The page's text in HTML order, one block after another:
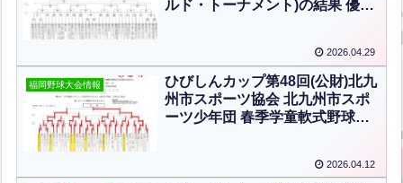
ルド・トーナメント)の結果 優
2026.04.29
福岡野球大会情報
ひびしんカップ第48回(公財)北九
州市スポーツ協会 北九州市スポ
ーツ少年団 春季学童軟式野球北
2026.04.12